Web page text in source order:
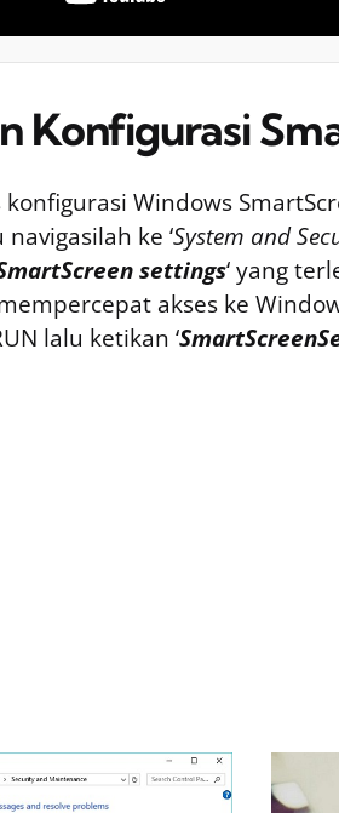
Konfigurasi
Windows
ke ‘System and
settings‘ yang
akses ke
lalu ketikan ‘